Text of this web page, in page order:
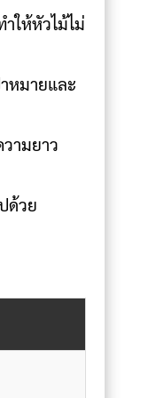
ให้หัวไม้ไม่
หมายและ
ามยาว
ด้วย